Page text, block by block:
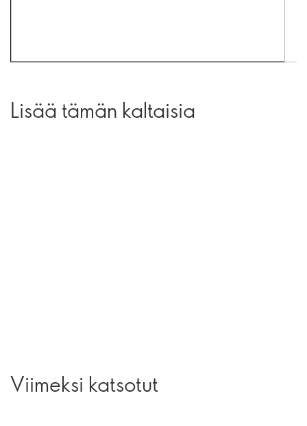
Lisää tämän kaltaisia
Viimeksi katsotut